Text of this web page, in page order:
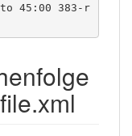
45:00 383-r